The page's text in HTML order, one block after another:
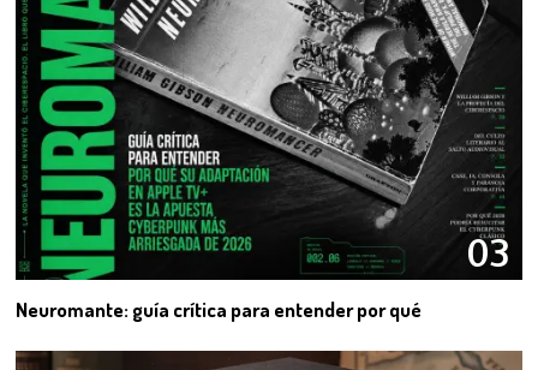
03
Neuromante: guía crítica para entender por qué